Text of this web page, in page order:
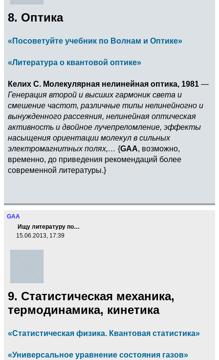
8. Оптика
«Посоветуйте учебник по Волнам и Оптике»
«Литература о квантовой оптике»
Келих C. Молекулярная нелинейная оптика, 1981 —
Генерация второй и высших гармоник света и
смешение частот, различные типы нелинейногно и
вынужденного рассеяния, нелинейная оптическая
активность и двойное лучепреломление, эффекты
насыщения ориентации молекул в сильных
электромагнитных полях,… {GAA, возможно,
временно, до приведения рекомендаций более
современной литературы.}
GAA
Ищу литературу по…
15.06.2013, 17:39
9. Статистическая механика,
термодинамика, кинетика
«Статистическая физика. Квантовая статистика»
«Универсальное уравнение состояния газов»